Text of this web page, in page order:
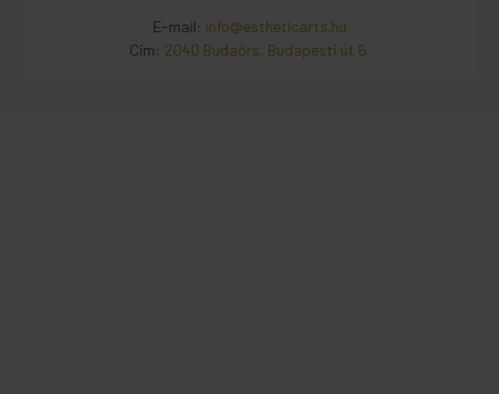
E-mail: info@estheticarts.hu
Cím: 2040 Budaörs, Budapesti út 6.